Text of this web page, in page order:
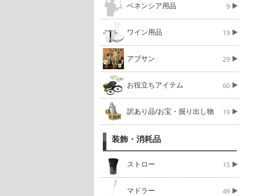
ベネンシア用品 9
ワイン用品 19
アブサン 29
お役立ちアイテム 60
訳あり品/お宝・掘り出し物 19
装飾・消耗品
ストロー 15
マドラー 49